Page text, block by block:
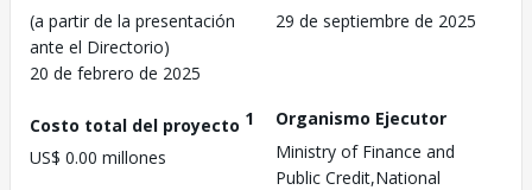
(a partir de la presentación
ante el Directorio)
20 de febrero de 2025
29 de septiembre de 2025
Costo total del proyecto 1
US$ 0.00 millones
Organismo Ejecutor
Ministry of Finance and
Public Credit,National